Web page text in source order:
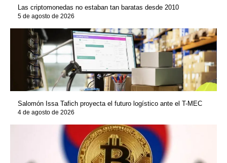
Las criptomonedas no estaban tan baratas desde 2010
5 de agosto de 2026
Salomón Issa Tafich proyecta el futuro logístico ante el T-MEC
4 de agosto de 2026